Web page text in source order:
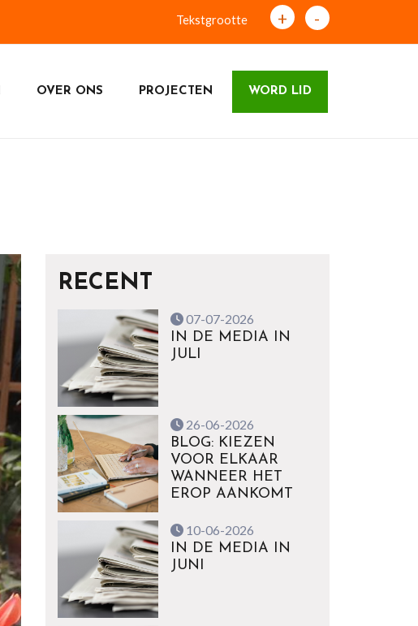
Tekstgrootte + -
OVER ONS PROJECTEN WORD LID
RECENT
07-07-2026
IN DE MEDIA IN
JULI
26-06-2026
BLOG: KIEZEN
VOOR ELKAAR
WANNEER HET
EROP AANKOMT
10-06-2026
IN DE MEDIA IN
JUNI